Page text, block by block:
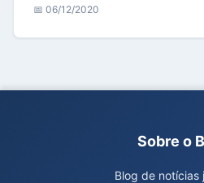
📅 06/12/2020
Sobre o
Blog de notícias